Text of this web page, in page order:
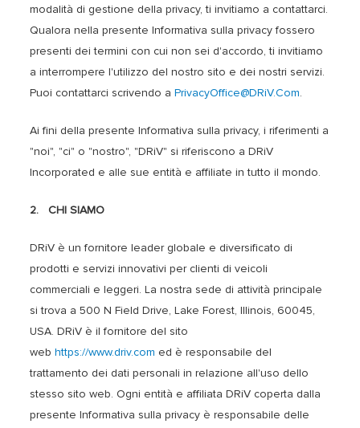
modalità di gestione della privacy, ti invitiamo a contattarci.
Qualora nella presente Informativa sulla privacy fossero
presenti dei termini con cui non sei d'accordo, ti invitiamo
a interrompere l'utilizzo del nostro sito e dei nostri servizi.
Puoi contattarci scrivendo aPrivacyOffice@DRiV.Com.
Ai fini della presente Informativa sulla privacy, i riferimenti a
"noi", "ci" o "nostro", "DRiV" si riferiscono a DRiV
Incorporated e alle sue entità e affiliate in tutto il mondo.
2. CHI SIAMO
DRiV è un fornitore leader globale e diversificato di
prodotti e servizi innovativi per clienti di veicoli
commerciali e leggeri. La nostra sede di attività principale
si trova a 500 N Field Drive, Lake Forest, Illinois, 60045,
USA. DRiV è il fornitore del sito
webhttps://www.driv.com ed è responsabile del
trattamento dei dati personali in relazione all'uso dello
stesso sito web. Ogni entità e affiliata DRiV coperta dalla
presente Informativa sulla privacy è responsabile delle